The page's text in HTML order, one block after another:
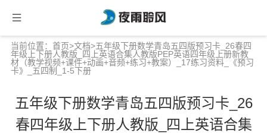
当前位置： 首页>文档>五年级下册数学青岛五四版预习卡_26春四
年级上下册人教版_四上英语合集人教版PEP英语四年级上册新教
材（教学视频+课件+动画+音频+练习+教案）_17练习资料_《预习
卡》_五四制_1-5下册
五年级下册数学青岛五四版预习卡_26
春四年级上下册人教版_四上英语合集